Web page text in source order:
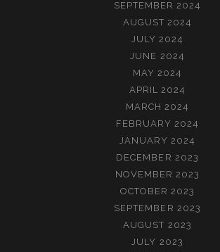
SEPTEMBER 2024
AUGUST 2024
JULY 2024
JUNE 2024
MAY 2024
APRIL 2024
MARCH 2024
FEBRUARY 2024
JANUARY 2024
DECEMBER 2023
NOVEMBER 2023
OCTOBER 2023
SEPTEMBER 2023
AUGUST 2023
JULY 2023